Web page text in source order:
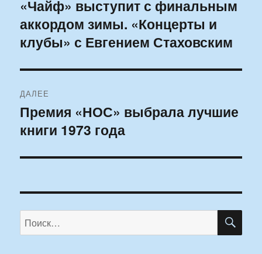
записям
Предыдущая
запись:
«Чайф» выступит с финальным
аккордом зимы. «Концерты и
клубы» с Евгением Стаховским
ДАЛЕЕ
Следующая
запись:
Премия «НОС» выбрала лучшие
книги 1973 года
Искать: